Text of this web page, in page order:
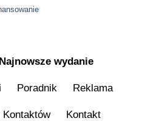
Najnowsze wydanie
Poradnik Reklama
Kontakt